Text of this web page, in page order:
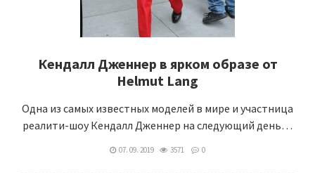
Кендалл Дженнер в ярком образе от
Helmut Lang
Одна из самых известных моделей в мире и участница
реалити-шоу Кендалл Дженнер на следующий день…
07. 09. 2019 3571 0